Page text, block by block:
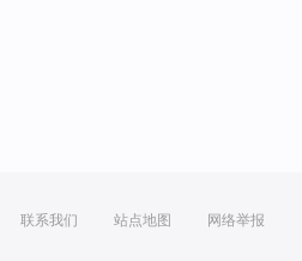
联系我们 站点地图 网络举报